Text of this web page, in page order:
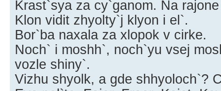
Krast`sya za cy`ganom. Na
Klon vidit zhyolty`j klyon i el`.
Bor`ba naxala za xlopok v cirke.
Noch` i moshh`, noch`yu vsej
vozle shiny`.
Vizhu shyolk, a gde shhyoloch`?